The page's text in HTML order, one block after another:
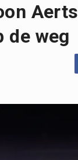
Aerts
de weg